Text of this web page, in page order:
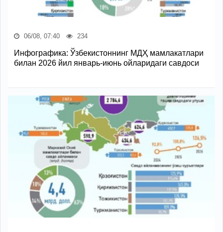
06/08, 07:40 234
Инфографика: Ўзбекистоннинг МДҲ мамлакатлари
билан 2026 йил январь-июнь ойларидаги савдоси